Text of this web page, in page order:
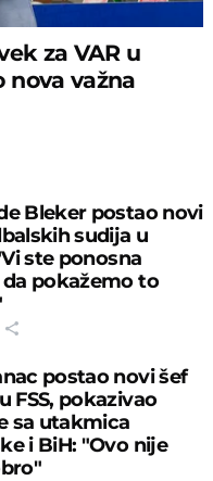
za VAR u
nova važna
Bleker postao novi
sudija u
ste ponosna
da pokažemo to
postao novi šef
FSS, pokazivao
sa utakmica
i BiH: "Ovo nije